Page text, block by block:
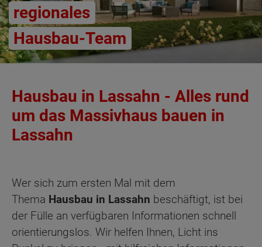
regionales
Hausbau-Team
Hausbau in Lassahn - Alles rund
um das Massivhaus bauen in
Lassahn
Wer sich zum ersten Mal mit dem
Thema Hausbau in Lassahn beschäftigt, ist bei
der Fülle an verfügbaren Informationen schnell
orientierungslos. Wir helfen Ihnen, Licht ins